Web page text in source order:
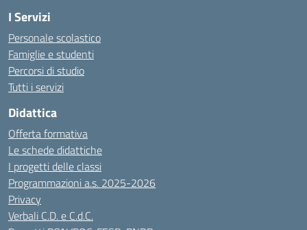
I Servizi
Personale scolastico
Famiglie e studenti
Percorsi di studio
Tutti i servizi
Didattica
Offerta formativa
Le schede didattiche
I progetti delle classi
Programmazioni a.s. 2025-2026
Privacy
Verbali C.D. e C.d.C.